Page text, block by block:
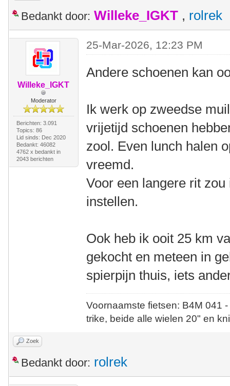
Bedankt door: Willeke_IGKT , rolrek
Willeke_IGKT
Moderator
Berichten: 3.091
Topics: 86
Lid sinds: Dec 2020
Bedankt: 46082
4762 x bedankt in
2043 berichten
25-Mar-2026, 12:23 PM
Andere schoenen kan
Ik werk op zweedse
vrijetijd schoenen
zool. Even lunch halen
vreemd.
Voor een langere rit
instellen.
Ook heb ik ooit 25 km
gekocht en meteen in
spierpijn thuis, iets
Voornaamste fietsen: B4M
trike, beide alle wielen 20" en
Zoek
Bedankt door: rolrek